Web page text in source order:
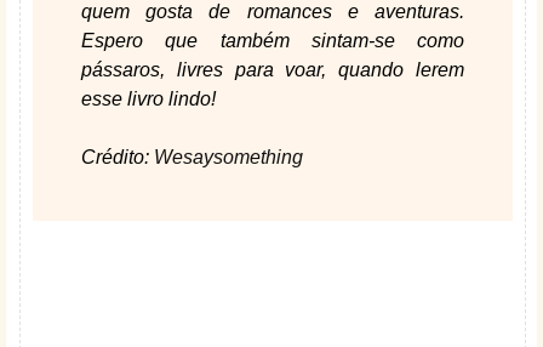
quem gosta de romances e aventuras.
Espero que também sintam-se como
pássaros, livres para voar, quando lerem
esse livro lindo!
Crédito: Wesaysomething